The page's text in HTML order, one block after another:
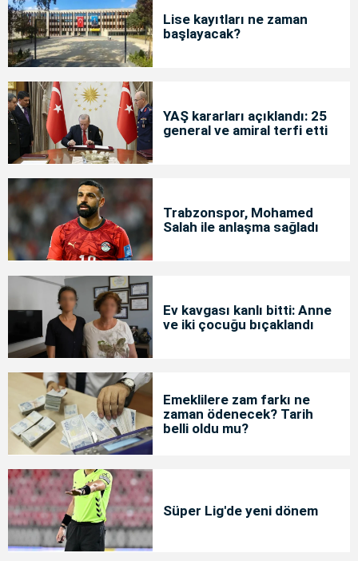
Lise kayıtları ne zaman
başlayacak?
YAŞ kararları açıklandı: 25
general ve amiral terfi etti
Trabzonspor, Mohamed
Salah ile anlaşma sağladı
Ev kavgası kanlı bitti: Anne
ve iki çocuğu bıçaklandı
Emeklilere zam farkı ne
zaman ödenecek? Tarih
belli oldu mu?
Süper Lig'de yeni dönem